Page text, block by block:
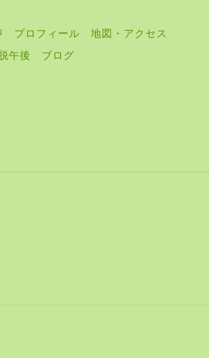
プロフィール
地図・アクセス
午後 ブログ